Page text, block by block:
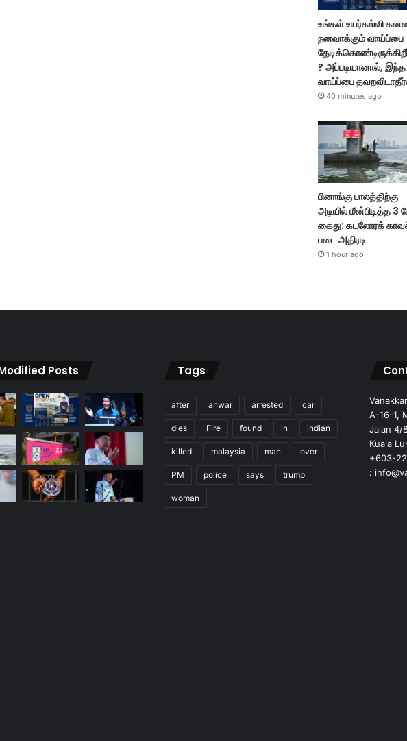
உங்கள் உயர்கல்வி
நனவாக்கும் வாய்ப்பை
? அப்படியானால், இந்த
வாய்ப்பை
40 minutes ago
பினாங்கு பாலத்திற்கு
அடியில் மீன்பிடித்த 3
கைது: கடலோரக்
படை அதிரடி
1 hour ago
Posts Tags
after anwar arrested car
dies Fire found in indian
killed malaysia man over
PM police says trump
woman
A-16-1,
Jalan 4/
Kuala
+603-
: